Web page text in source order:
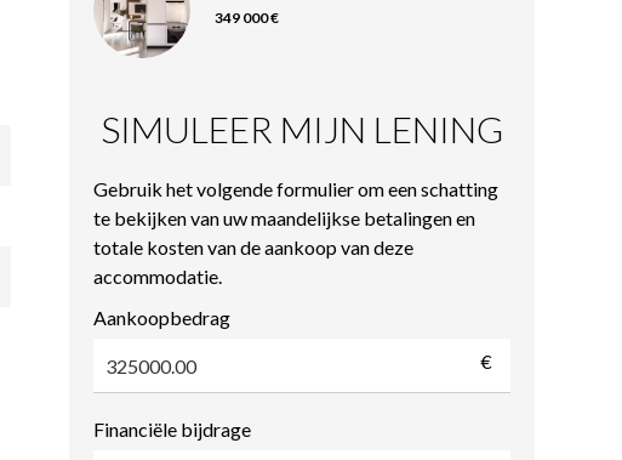
349 000 €
SIMULEER MIJN LENING
Gebruik het volgende formulier om een schatting
te bekijken van uw maandelijkse betalingen en
totale kosten van de aankoop van deze
accommodatie.
Aankoopbedrag
€
Financiële bijdrage